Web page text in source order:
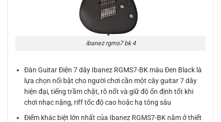
ibanez rgms7 bk 4
Đàn Guitar Điện 7 dây Ibanez RGMS7-BK màu Đen Black là
lựa chọn nổi bật cho người chơi cần một cây guitar 7 dây
hiện đại, tiếng trầm chặt, rõ nốt và giữ độ ổn định tốt khi
chơi nhạc nặng, riff tốc độ cao hoặc hạ tông sâu
Điểm khác biệt lớn nhất của Ibanez RGMS7-BK nằm ở thiết